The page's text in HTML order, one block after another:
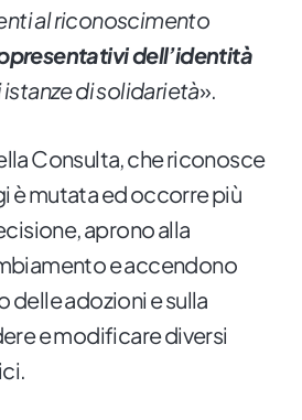
al riconoscimento
dell’identità
istanze di solidarietà».
Consulta, che riconosce
è mutata ed occorre più
aprono alla
e accendono
delle adozioni e sulla
e modificare diversi